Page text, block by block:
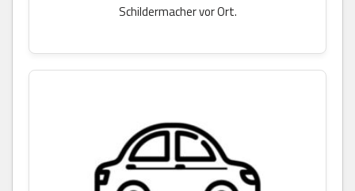
Schildermacher vor Ort.